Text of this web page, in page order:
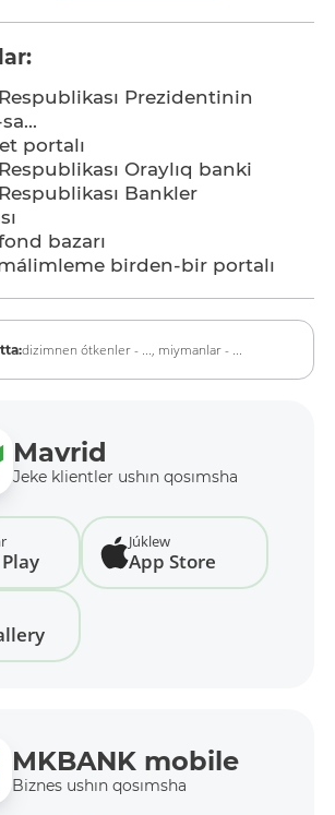
Prezidentinin
portalı
Oraylıq banki
Bankler
bazarı
birden-bir portalı
dizimnen ótkenler - ..., miymanlar - ...
Mavrid
Jeke klientler ushın qosımsha
Júklew
App Store
MKBANK mobile
Biznes ushın qosımsha